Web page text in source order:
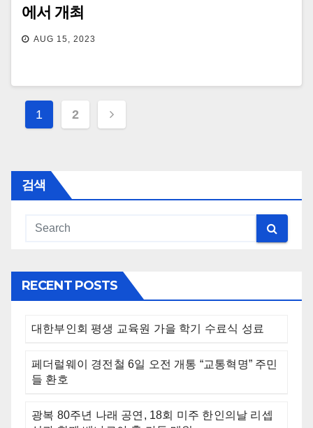
에서 개최
AUG 15, 2023
Posts
1 2
검색
RECENT POSTS
대한부인회 평생 교육원 가을 학기 수료식 성료
페더럴웨이 경전철 6일 오전 개통 “교통혁명” 주민
들 환호
광복 80주년 나래 공연, 18회 미주 한인의날 리셉